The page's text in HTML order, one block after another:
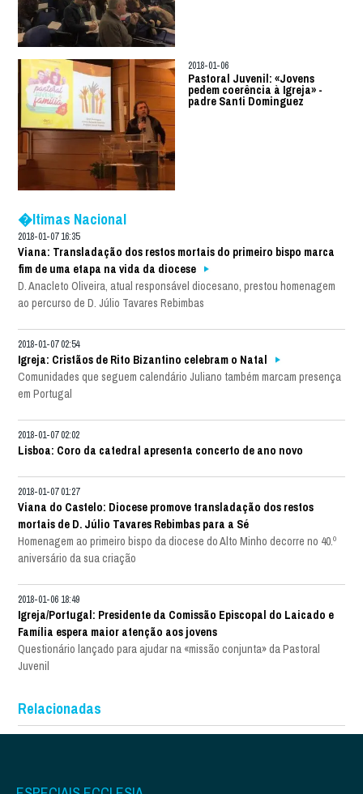
2018-01-06
Pastoral Juvenil: «Jovens
pedem coerência à Igreja» -
padre Santi Dominguez
�ltimas Nacional
2018-01-07 16:35
Viana: Transladação dos restos mortais do primeiro bispo marca
fim de uma etapa na vida da diocese
D. Anacleto Oliveira, atual responsável diocesano, prestou homenagem
ao percurso de D. Júlio Tavares Rebimbas
2018-01-07 02:54
Igreja: Cristãos de Rito Bizantino celebram o Natal
Comunidades que seguem calendário Juliano também marcam presença
em Portugal
2018-01-07 02:02
Lisboa: Coro da catedral apresenta concerto de ano novo
2018-01-07 01:27
Viana do Castelo: Diocese promove transladação dos restos
mortais de D. Júlio Tavares Rebimbas para a Sé
Homenagem ao primeiro bispo da diocese do Alto Minho decorre no 40.º
aniversário da sua criação
2018-01-06 18:49
Igreja/Portugal: Presidente da Comissão Episcopal do Laicado e
Família espera maior atenção aos jovens
Questionário lançado para ajudar na «missão conjunta» da Pastoral
Juvenil
Relacionadas